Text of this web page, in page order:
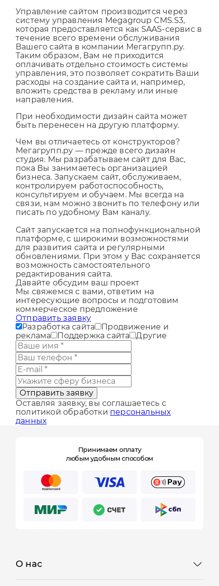
Управление сайтом производится через
систему управления Megagroup CMS.S3,
которая предоставляется как SAAS-сервис в
течение всего времени обслуживания
Вашего сайта в компании Мегагрупп.ру.
Таким образом, Вам не приходится
оплачивать отдельно стоимость системы
управления, это позволяет сократить Ваши
расходы на создание сайта и, например,
вложить средства в рекламу или иные
При необходимости дизайн сайта может
Чем вы отличаетесь от конструкторов?
Мегагрупп.ру — прежде всего дизайн
студия. Мы разрабатываем сайт для Вас,
пока Вы занимаетесь организацией
бизнеса. Запускаем сайт, обслуживаем,
контролируем работоспособность,
консультируем и обучаем. Мы всегда на
связи, нам можно звонить по телефону или
Сайт запускается на полнофункциональной
платформе, с широкими возможностями
для развития сайта и регулярными
обновлениями. При этом у Вас сохраняется
возможность самостоятельного
редактирования сайта.
Давайте обсудим ваш проект
Мы свяжемся с вами, ответим на
интересующие вопросы и подготовим
коммерческое предложение
Отправить заявку
Разработка сайта
Продвижение и
реклама
Поддержка сайта
Отправить заявку
Оставляя заявку, вы соглашаетесь с
политикой обработки
Принимаем оплату